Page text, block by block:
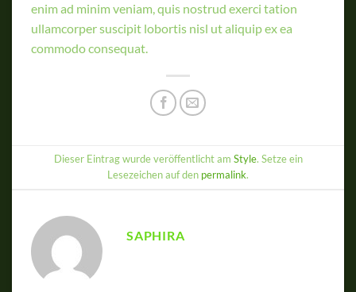
enim ad minim veniam, quis nostrud exerci tation
ullamcorper suscipit lobortis nisl ut aliquip ex ea
commodo consequat.
Dieser Eintrag wurde veröffentlicht am Style. Setze ein
Lesezeichen auf den permalink.
SAPHIRA